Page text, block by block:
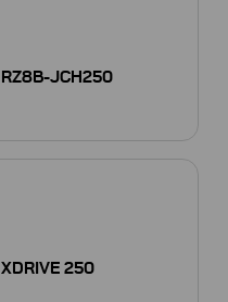
RZ8B-JCH250
XDRIVE 250